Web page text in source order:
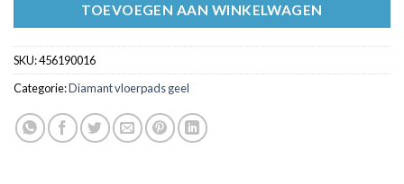
TOEVOEGEN AAN WINKELWAGEN
SKU:456190016
Categorie:Diamant vloerpads geel